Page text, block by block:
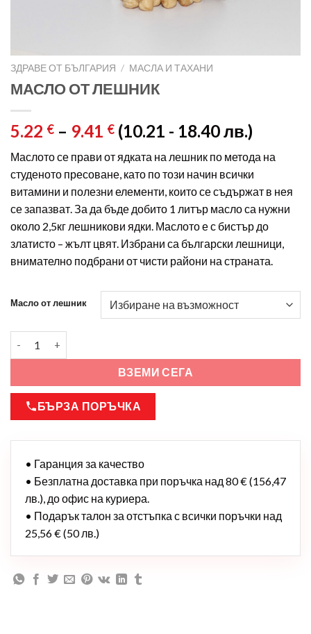
ЗДРАВЕ ОТ БЪЛГАРИЯ / МАСЛА И ТАХАНИ
МАСЛО ОТ ЛЕШНИК
5.22 € – 9.41 € (10.21 - 18.40 лв.)
Маслото се прави от ядката на лешник по метода на
студеното пресоване, като по този начин всички
витамини и полезни елементи, които се съдържат в нея
се запазват. За да бъде добито 1 литър масло са нужни
около 2,5кг лешникови ядки. Маслото е с бистър до
златисто – жълт цвят. Избрани са български лешници,
внимателно подбрани от чисти райони на страната.
Масло от лешник
ВЗЕМИ СЕГА
БЪРЗА ПОРЪЧКА
• Гаранция за качество
• Безплатна доставка при поръчка над 80 € (156,47
лв.), до офис на куриера.
• Подарък талон за отстъпка с всички поръчки над
25,56 € (50 лв.)